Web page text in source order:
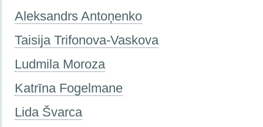
Aleksandrs Antoņenko
Taisija Trifonova-Vaskova
Ludmila Moroza
Katrīna Fogelmane
Lida Švarca